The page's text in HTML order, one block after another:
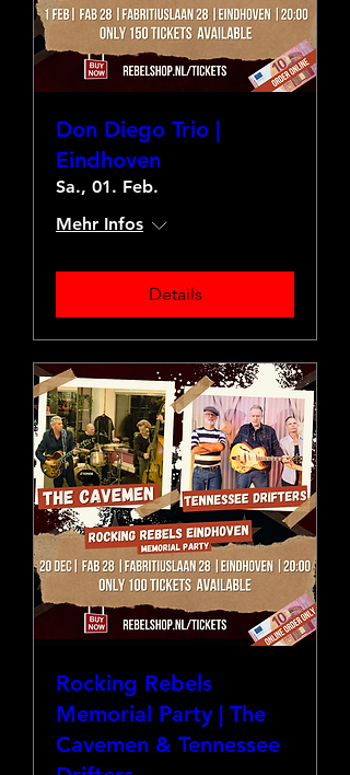
Don Diego Trio |
Eindhoven
Sa., 01. Feb.
Mehr Infos
Details
Rocking Rebels
Memorial Party | The
Cavemen & Tennessee